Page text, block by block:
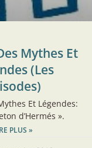
Mythes Et
(Les
Et Légendes:
d’Hermés ».
PLUS »